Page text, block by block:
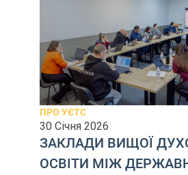
ПРО УЄТС
30 Січня 2026
ЗАКЛАДИ ВИЩОЇ
ОСВІТИ МІЖ